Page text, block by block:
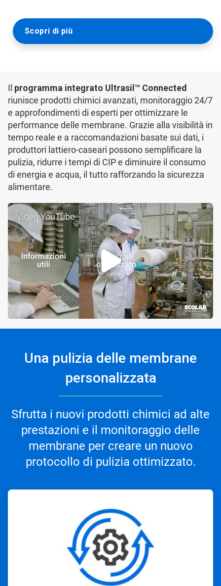
Scopri di più
Il programma integrato Ultrasil™ Connected
riunisce prodotti chimici avanzati, monitoraggio 24/7
e approfondimenti di esperti per ottimizzare le
performance delle membrane. Grazie alla visibilità in
tempo reale e a raccomandazioni basate sui dati, i
produttori lattiero-caseari possono semplificare la
pulizia, ridurre i tempi di CIP e diminuire il consumo
di energia e acqua, il tutto rafforzando la sicurezza
alimentare.
Video YouTube
Una pulizia delle membrane
personalizzata​
Sfrutta i nuovi prodotti chimici ad alte
prestazioni e il monitoraggio delle
membrane per creare un nuovo
protocollo di pulizia ottimizzato.
ArticleTile